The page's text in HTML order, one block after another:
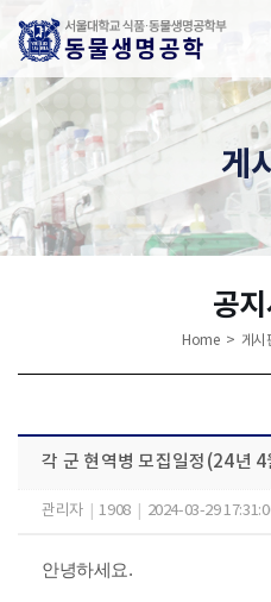
게
공
Home > 게시
각 군 현역병 모집일정(24년 4
관리자 1908 2024-03-29
안녕하세요.